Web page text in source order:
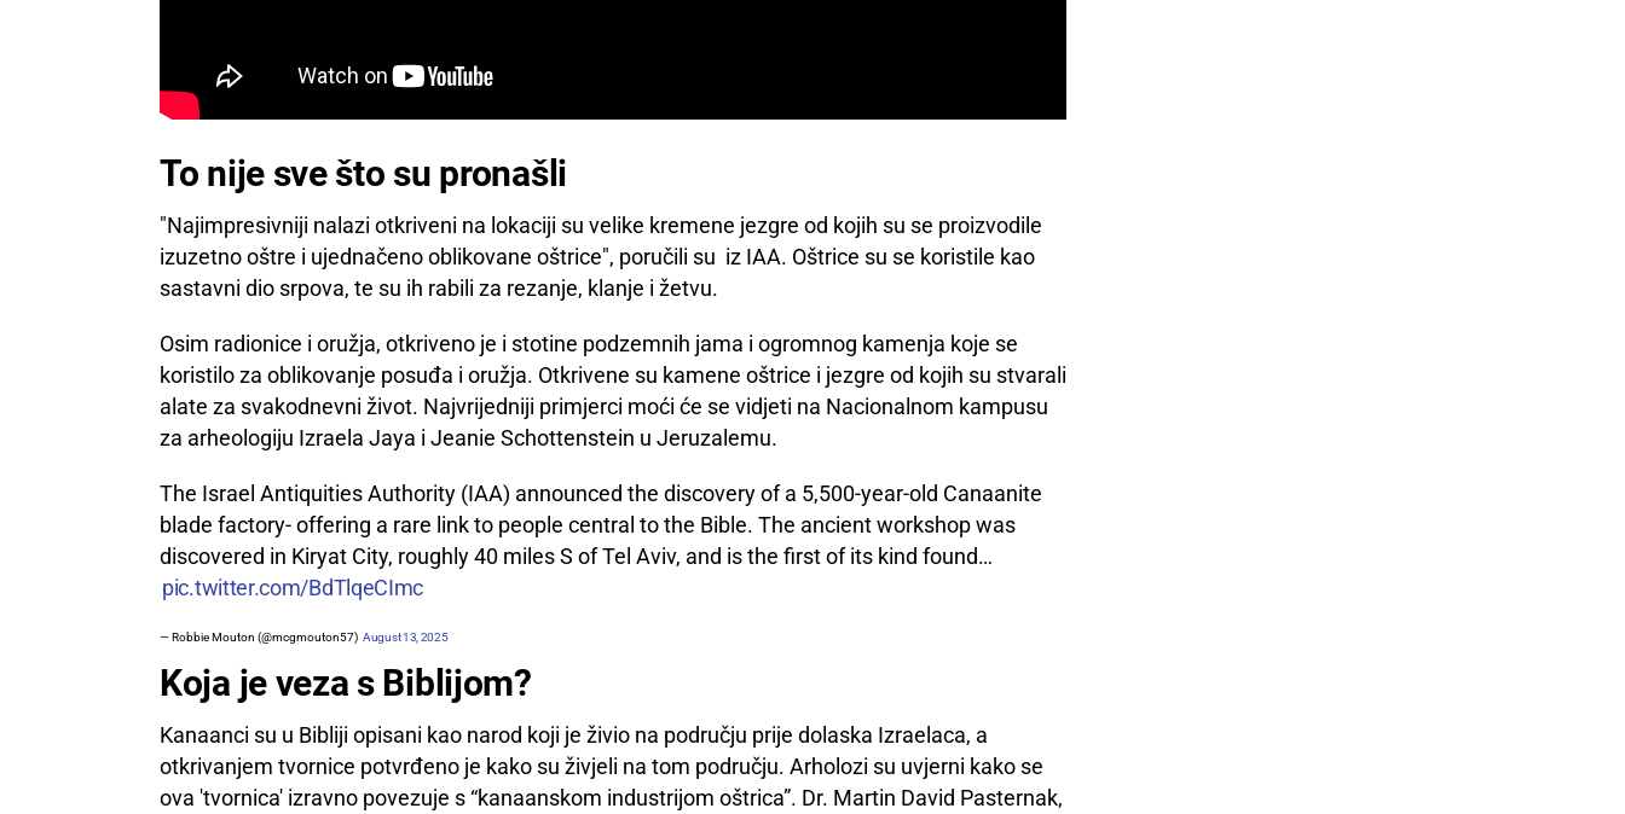
To nije sve što su pronašli
"Najimpresivniji nalazi otkriveni na lokaciji su velike kremene jezgre od kojih su se proizvodile
izuzetno oštre i ujednačeno oblikovane oštrice", poručili su iz IAA. Oštrice su se koristile kao
sastavni dio srpova, te su ih rabili za rezanje, klanje i žetvu.
Osim radionice i oružja, otkriveno je i stotine podzemnih jama i ogromnog kamenja koje se
koristilo za oblikovanje posuđa i oružja. Otkrivene su kamene oštrice i jezgre od kojih su stvarali
alate za svakodnevni život. Najvrijedniji primjerci moći će se vidjeti na Nacionalnom kampusu
za arheologiju Izraela Jaya i Jeanie Schottenstein u Jeruzalemu.
The Israel Antiquities Authority (IAA) announced the discovery of a 5,500-year-old Canaanite
blade factory- offering a rare link to people central to the Bible. The ancient workshop was
discovered in Kiryat City, roughly 40 miles S of Tel Aviv, and is the first of its kind found…
pic.twitter.com/BdTlqeCImc
— Robbie Mouton (@mcgmouton57) August 13, 2025
Koja je veza s Biblijom?
Kanaanci su u Bibliji opisani kao narod koji je živio na području prije dolaska Izraelaca, a
otkrivanjem tvornice potvrđeno je kako su živjeli na tom području. Arholozi su uvjerni kako se
ova 'tvornica' izravno povezuje s “kanaanskom industrijom oštrica”. Dr. Martin David Pasternak,